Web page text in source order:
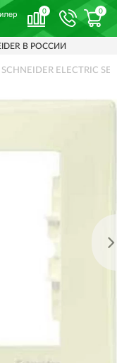
0 0
В РОССИИ
SCHNEIDER ELECTRIC